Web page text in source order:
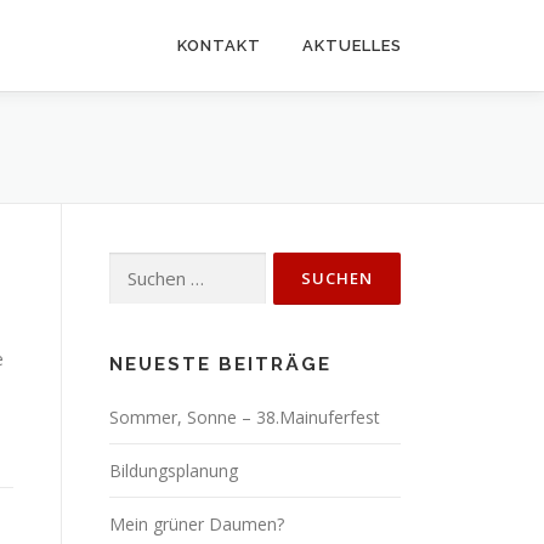
KONTAKT AKTUELLES
nach:
NEUESTE BEITRÄGE
Sommer, Sonne – 38.Mainuferfest
Bildungsplanung
Mein grüner Daumen?